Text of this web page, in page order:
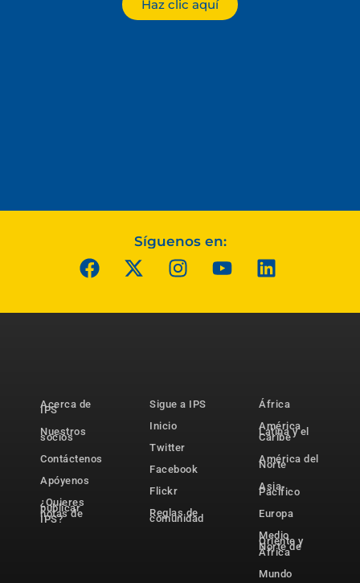
Haz clic aquí
Síguenos en:
Acerca de
IPS
Nuestros
socios
Contáctenos
Apóyenos
¿Quieres
publicar
notas de
IPS?
Sigue a IPS
Inicio
Twitter
Facebook
Flickr
Reglas de
comunidad
África
América
Latina y el
Caribe
América del
Norte
Asia-
Pacífico
Europa
Medio
Oriente y
Norte de
África
Mundo